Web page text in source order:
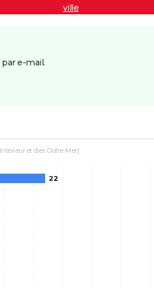
ville
e-mail.
et des Outre-Mer)
22